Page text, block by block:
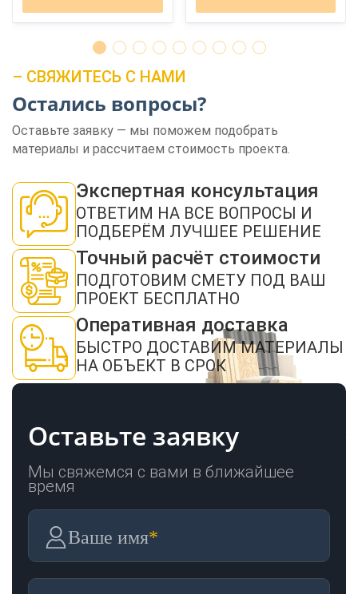
– СВЯЖИТЕСЬ С НАМИ
Остались вопросы?
Оставьте заявку — мы поможем подобрать
материалы и рассчитаем стоимость проекта.
Экспертная консультация
ОТВЕТИМ НА ВСЕ ВОПРОСЫ И
ПОДБЕРЁМ ЛУЧШЕЕ РЕШЕНИЕ
Точный расчёт стоимости
ПОДГОТОВИМ СМЕТУ ПОД ВАШ
ПРОЕКТ БЕСПЛАТНО
Оперативная доставка
БЫСТРО ДОСТАВИМ МАТЕРИАЛЫ
НА ОБЪЕКТ В СРОК
Оставьте заявку
Мы свяжемся с вами в ближайшее
время
Ваше имя*
ЗАКАЗАТЬ ЗВОНОК
Нажимая кнопку "Отправить", я даю своё согласие на обработку моих
персональных данных в соответствии с ФЗ от 27.07.2006 № 152-ФЗ "О
персональных данных", на условиях и для целей, определенных вполитикой
конфиденциальности
ОТПРАВИТЬ